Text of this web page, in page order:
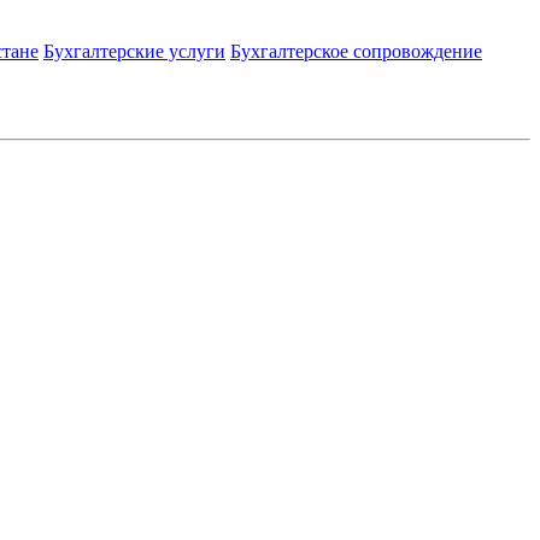
Бухгалтерские услуги Бухгалтерское сопровождение